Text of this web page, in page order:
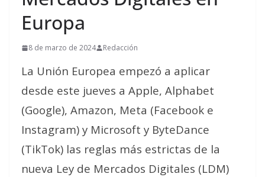
Europa
8 de marzo de 2024 Redacción
La Unión Europea empezó a aplicar
desde este jueves a Apple, Alphabet
(Google), Amazon, Meta (Facebook e
Instagram) y Microsoft y ByteDance
(TikTok) las reglas más estrictas de la
nueva Ley de Mercados Digitales (LDM)